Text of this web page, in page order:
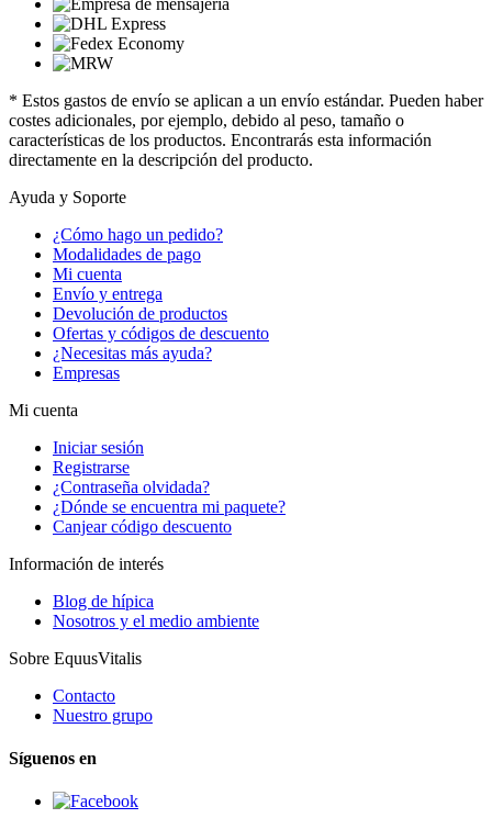
* Estos gastos de envío se aplican a un envío estándar. Pueden haber
costes adicionales, por ejemplo, debido al peso, tamaño o
características de los productos. Encontrarás esta información
directamente en la descripción del producto.
Ayuda y Soporte
¿Cómo hago un pedido?
Modalidades de pago
Mi cuenta
Envío y entrega
Devolución de productos
Ofertas y códigos de descuento
¿Necesitas más ayuda?
Empresas
Mi cuenta
Iniciar sesión
Registrarse
¿Contraseña olvidada?
¿Dónde se encuentra mi paquete?
Canjear código descuento
Información de interés
Blog de hípica
Nosotros y el medio ambiente
Sobre EquusVitalis
Contacto
Nuestro grupo
Síguenos en